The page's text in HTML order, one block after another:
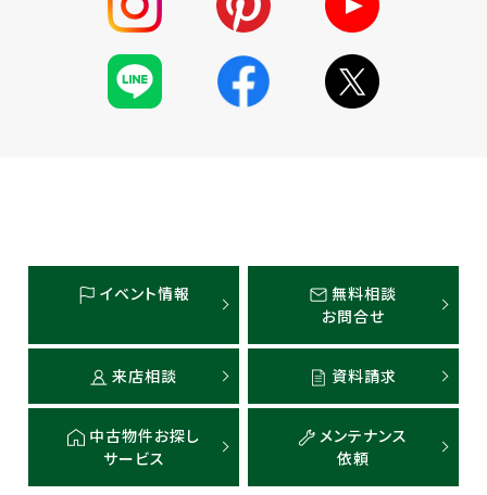
イベント情報
無料相談
お問合せ
来店相談 資料請求
中古物件お探し
サービス
メンテナンス
依頼